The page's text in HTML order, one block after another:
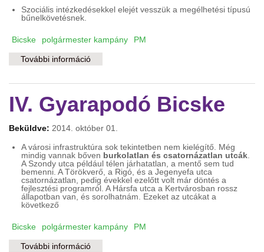
Szociális intézkedésekkel elejét vesszük a megélhetési típusú
bűnelkövetésnek.
Bicske polgármester kampány PM
További információ
IV. Gyarapodó Bicske
Beküldve: 2014. október 01.
A városi infrastruktúra sok tekintetben nem kielégítő. Még
mindig vannak bőven burkolatlan és csatornázatlan utcák.
A Szondy utca például télen járhatatlan, a mentő sem tud
bemenni. A Törökverő, a Rigó, és a Jegenyefa utca
csatornázatlan, pedig évekkel ezelőtt volt már döntés a
fejlesztési programról. A Hársfa utca a Kertvárosban rossz
állapotban van, és sorolhatnám. Ezeket az utcákat a
következő
Bicske polgármester kampány PM
További információ